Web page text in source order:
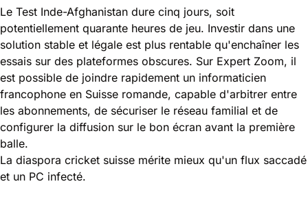
Le Test Inde-Afghanistan dure cinq jours, soit
potentiellement quarante heures de jeu. Investir dans une
solution stable et légale est plus rentable qu'enchaîner les
essais sur des plateformes obscures. Sur Expert Zoom, il
est possible de joindre rapidement un informaticien
francophone en Suisse romande, capable d'arbitrer entre
les abonnements, de sécuriser le réseau familial et de
configurer la diffusion sur le bon écran avant la première
balle.
La diaspora cricket suisse mérite mieux qu'un flux saccadé
et un PC infecté.